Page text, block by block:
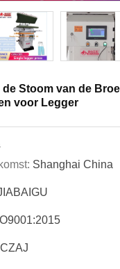
de Stoom van de
voor Legger
Shanghai China
CZAJ